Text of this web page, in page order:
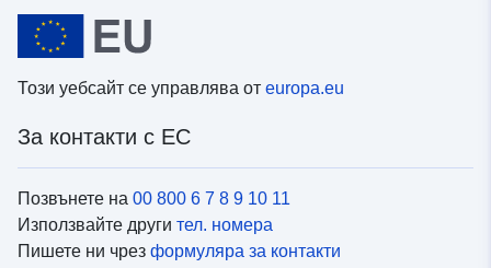
Този уебсайт се управлява от europa.eu
За контакти с ЕС
Позвънете на 00 800 6 7 8 9 10 11
Използвайте други тел. номера
Пишете ни чрез формуляра за контакти